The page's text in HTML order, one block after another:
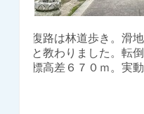
復路は林道歩き。滑
と教わりました。転
標高差６７０ｍ。実